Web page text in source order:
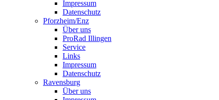
Impressum
Datenschutz
Pforzheim/Enz
Über uns
ProRad Illingen
Service
Links
Impressum
Datenschutz
Ravensburg
Über uns